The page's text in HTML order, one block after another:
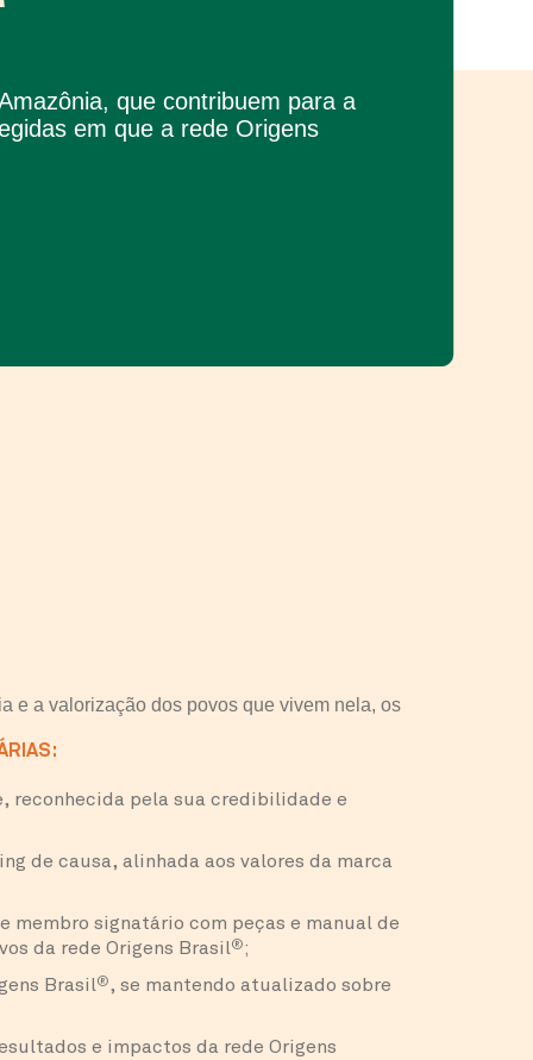
que contribuem para a
em que a rede Origens
e a valorização dos povos que vivem nela, os
reconhecida pela sua credibilidade e
de causa, alinhada aos valores da marca
membro signatário com peças e manual de
da rede Origens Brasil®;
Brasil®, se mantendo atualizado sobre
e impactos da rede Origens